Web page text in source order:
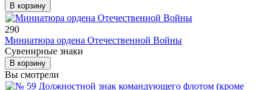
В корзину
290
Миниатюра ордена Отечественной Войны
Сувенирные знаки
В корзину
Вы смотрели